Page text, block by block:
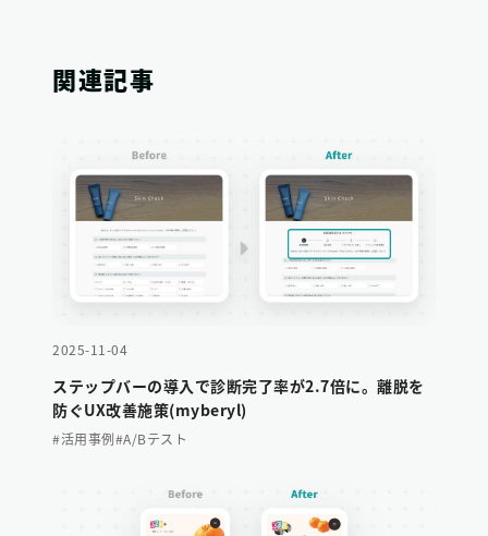
関連記事
2025-11-04
ステップバーの導入で診断完了率が2.7倍に。離脱を
防ぐUX改善施策(myberyl)
#活用事例#A/Bテスト